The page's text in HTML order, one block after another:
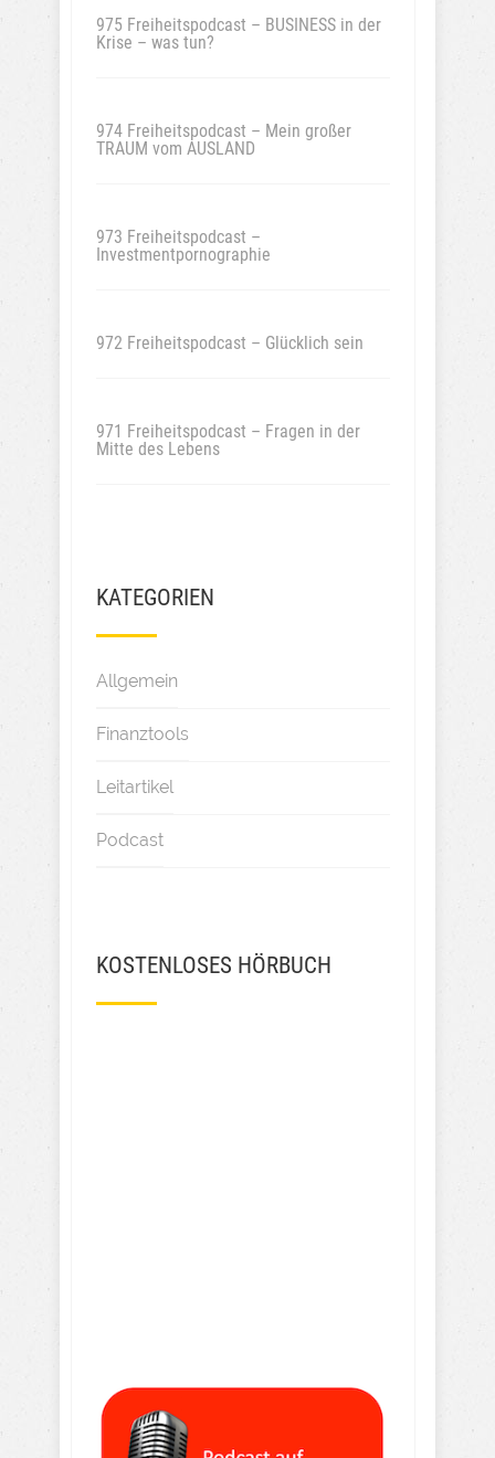
975 Freiheitspodcast – BUSINESS in der
Krise – was tun?
974 Freiheitspodcast – Mein großer
TRAUM vom AUSLAND
973 Freiheitspodcast –
Investmentpornographie
972 Freiheitspodcast – Glücklich sein
971 Freiheitspodcast – Fragen in der
Mitte des Lebens
KATEGORIEN
Allgemein
Finanztools
Leitartikel
Podcast
KOSTENLOSES HÖRBUCH